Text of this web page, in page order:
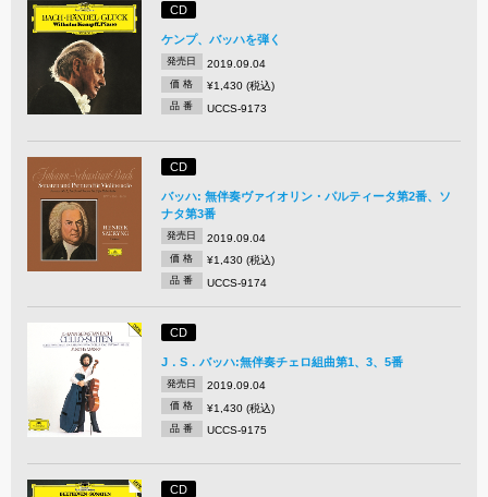
CD
ケンプ、バッハを弾く
発売日 2019.09.04
価 格 ¥1,430 (税込)
品 番 UCCS-9173
CD
バッハ: 無伴奏ヴァイオリン・パルティータ第2番、ソ
ナタ第3番
発売日 2019.09.04
価 格 ¥1,430 (税込)
品 番 UCCS-9174
CD
J．S．バッハ:無伴奏チェロ組曲第1、3、5番
発売日 2019.09.04
価 格 ¥1,430 (税込)
品 番 UCCS-9175
CD